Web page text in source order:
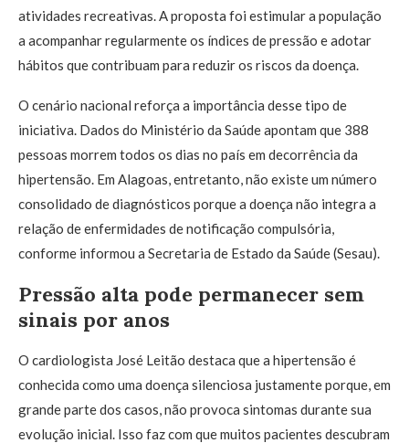
atividades recreativas. A proposta foi estimular a população
a acompanhar regularmente os índices de pressão e adotar
hábitos que contribuam para reduzir os riscos da doença.
O cenário nacional reforça a importância desse tipo de
iniciativa. Dados do Ministério da Saúde apontam que 388
pessoas morrem todos os dias no país em decorrência da
hipertensão. Em Alagoas, entretanto, não existe um número
consolidado de diagnósticos porque a doença não integra a
relação de enfermidades de notificação compulsória,
conforme informou a Secretaria de Estado da Saúde (Sesau).
Pressão alta pode permanecer sem
sinais por anos
O cardiologista José Leitão destaca que a hipertensão é
conhecida como uma doença silenciosa justamente porque, em
grande parte dos casos, não provoca sintomas durante sua
evolução inicial. Isso faz com que muitos pacientes descubram